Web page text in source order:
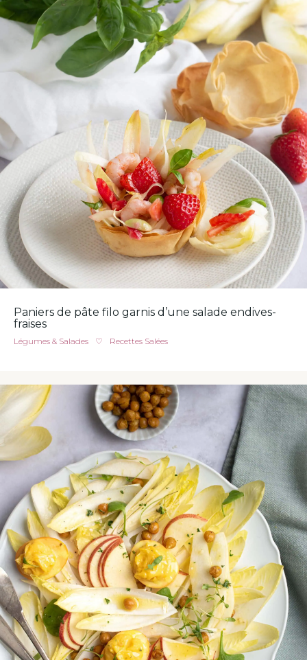
Paniers de pâte filo garnis d’une salade endives-
fraises
Légumes & Salades ♡ Recettes Salées